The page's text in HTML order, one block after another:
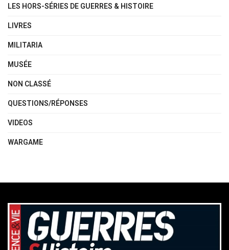
LES HORS-SÉRIES DE GUERRES & HISTOIRE
LIVRES
MILITARIA
MUSÉE
NON CLASSÉ
QUESTIONS/RÉPONSES
VIDEOS
WARGAME